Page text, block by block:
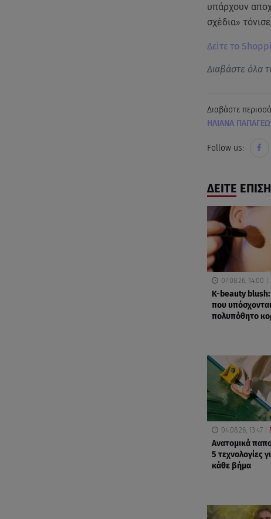
υπάρχουν
σχέδια»
Δείτε το
Διαβάστε όλα
Διαβάστε
ΗΛΙΑΝΑ
Follow us:
ΔΕΙΤΕ
07.08.26, 14:00
K-beauty
που
πολυπόθητο
04.08.26, 13:47
Ανατομικά
5 τεχνολογίες
κάθε βήμα